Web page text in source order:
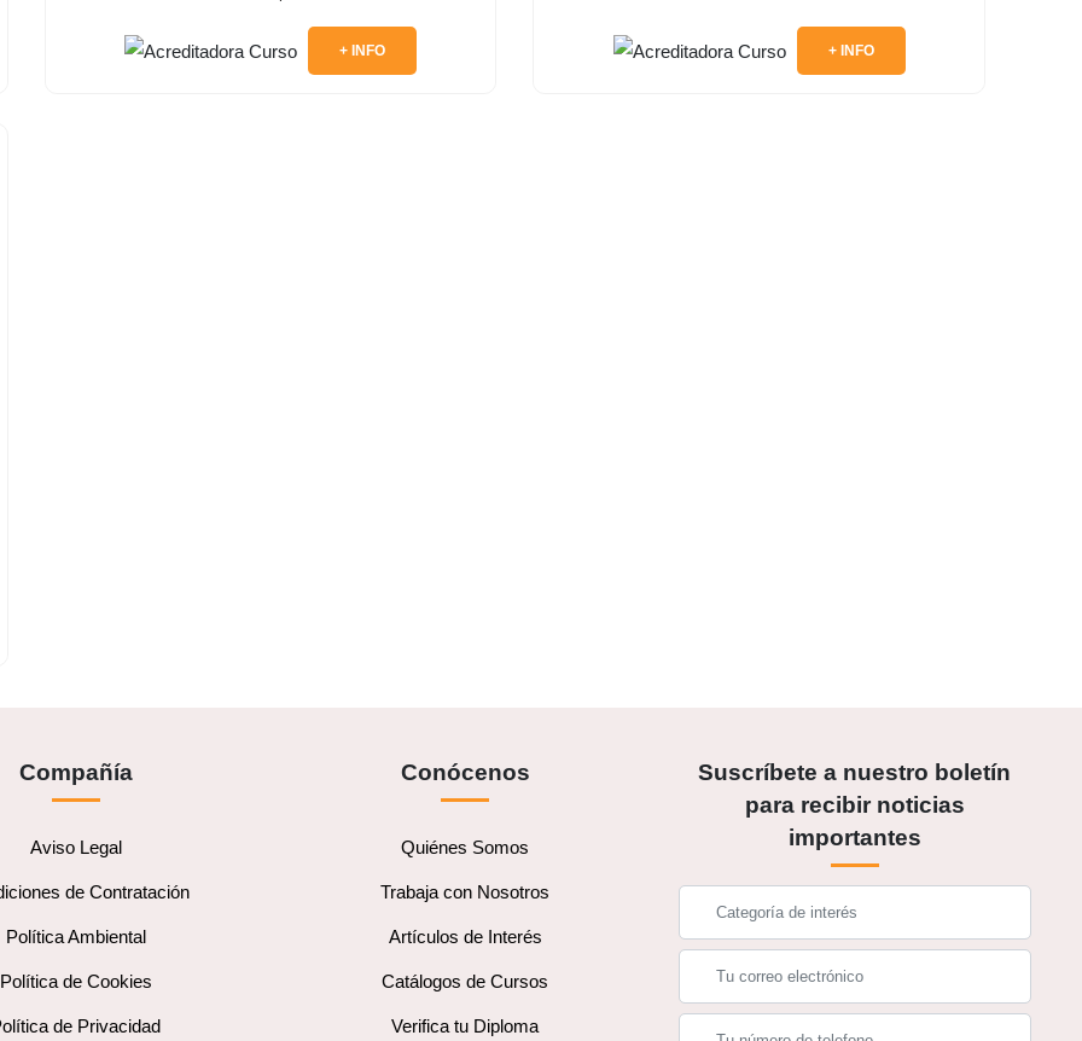
+ INFO + INFO
Compañía
Aviso Legal
de Contratación
Política Ambiental
Política de Cookies
de Privacidad
Conócenos
Quiénes Somos
Trabaja con Nosotros
Artículos de Interés
Catálogos de Cursos
Verifica tu Diploma
Suscríbete a nuestro boletín
para recibir noticias
importantes